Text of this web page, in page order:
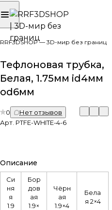
RRF3DSHOP — 3D-мир без границ
Тефлоновая трубка,
Белая, 1.75мм id4мм
od6мм
0
Нет отзывов
Арт. PTFE-WHITE-4-6
Описание
Си
ня
я
1.9
Бор
дов
ая
1.9×
Чёрн
ая
1.9×4
Бела
я 2×4